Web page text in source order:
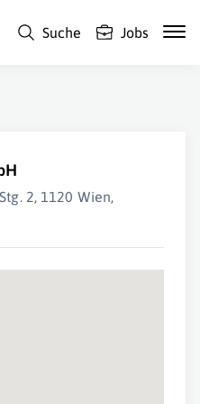
Suche Jobs
2, 1120 Wien,